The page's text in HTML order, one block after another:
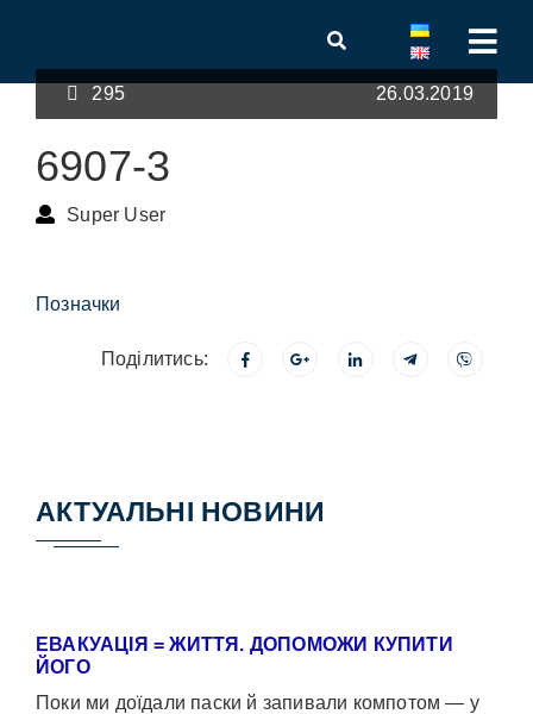
295 26.03.2019
6907-3
Super User
Позначки
Поділитись:
АКТУАЛЬНІ НОВИНИ
ЕВАКУАЦІЯ = ЖИТТЯ. ДОПОМОЖИ КУПИТИ
ЙОГО
Поки ми доїдали паски й запивали компотом — у